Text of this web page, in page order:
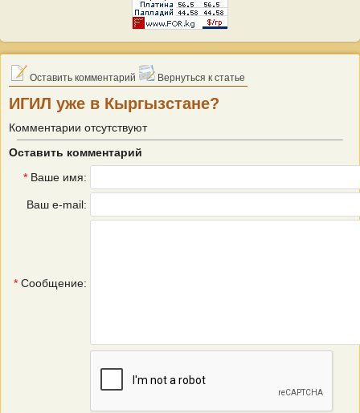
Оставить комментарий Вернуться к статье
ИГИЛ уже в Кыргызстане?
Комментарии отсутствуют
Оставить комментарий
* Ваше имя:
Ваш e-mail:
* Сообщение: